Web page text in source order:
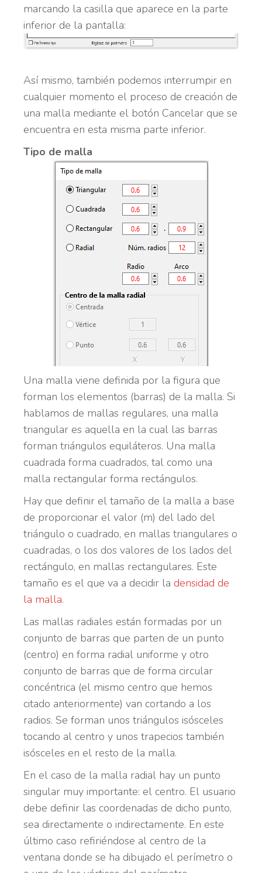
marcando la casilla que aparece en la parte
inferior de la pantalla:
Así mismo, también podemos interrumpir en
cualquier momento el proceso de creación de
una malla mediante el botón Cancelar que se
encuentra en esta misma parte inferior.
Tipo de malla
Una malla viene definida por la figura que
forman los elementos (barras) de la malla. Si
hablamos de mallas regulares, una malla
triangular es aquella en la cual las barras
forman triángulos equiláteros. Una malla
cuadrada forma cuadrados, tal como una
malla rectangular forma rectángulos.
Hay que definir el tamaño de la malla a base
de proporcionar el valor (m) del lado del
triángulo o cuadrado, en mallas triangulares o
cuadradas, o los dos valores de los lados del
rectángulo, en mallas rectangulares. Este
tamaño es el que va a decidir la densidad de
la malla.
Las mallas radiales están formadas por un
conjunto de barras que parten de un punto
(centro) en forma radial uniforme y otro
conjunto de barras que de forma circular
concéntrica (el mismo centro que hemos
citado anteriormente) van cortando a los
radios. Se forman unos triángulos isósceles
tocando al centro y unos trapecios también
isósceles en el resto de la malla.
En el caso de la malla radial hay un punto
singular muy importante: el centro. El usuario
debe definir las coordenadas de dicho punto,
sea directamente o indirectamente. En este
último caso refiriéndose al centro de la
ventana donde se ha dibujado el perímetro o